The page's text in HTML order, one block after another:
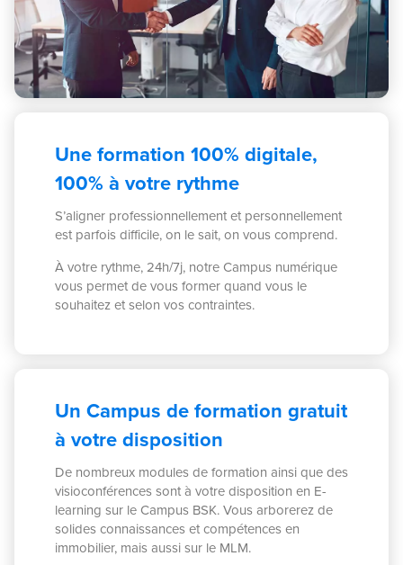
Un Campus de formation gratuit
à votre disposition
De nombreux modules de formation ainsi que des
visioconférences sont à votre disposition en E-
learning sur le Campus BSK. Vous arborerez de
solides connaissances et compétences en
immobilier, mais aussi sur le MLM.
Une formation 100% digitale,
100% à votre rythme
S’aligner professionnellement et personnellement
est parfois difficile, on le sait, on vous comprend.
À votre rythme, 24h/7j, notre Campus numérique
vous permet de vous former quand vous le
souhaitez et selon vos contraintes.